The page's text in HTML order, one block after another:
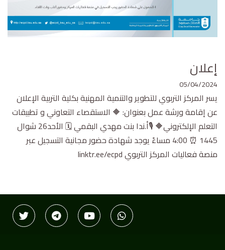
إعلان
05/04/2024
يسر المركز التربوي للتطوير والتنمية المهنية بكلية التربية الإعلان
عن إقامة ورشة عمل بعنوان: 🔶 الاستقصاء التعاوني و تطبيقات
التعلم الإلكتروني🔶 🎙أ.ندا بنت مهدي البقمي 🗓️ الأحد26 شوال
1445 ⏰ 4:00 مساءً يوجد شهادة حضور مجانية التسجيل عبر
منصة فعاليات المركز التربوي linktr.ee/ecpd